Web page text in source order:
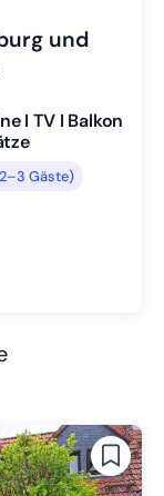
und
I TV I Balkon
Gäste)